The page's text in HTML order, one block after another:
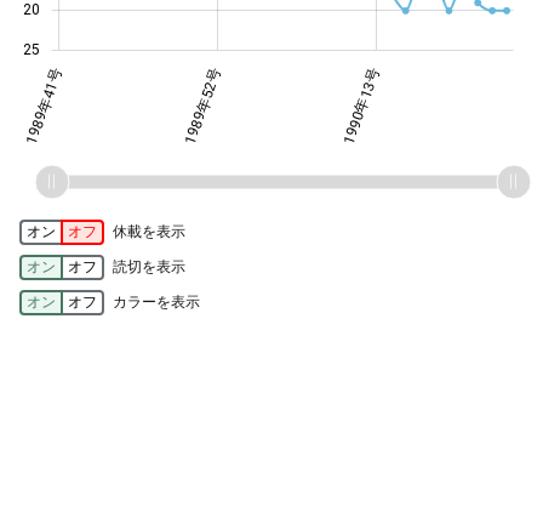
25
20
1989年41号
50号
9号
18号
51号
11号
22号
1989年52号 1990年13号
オン オフ 休載を表示
オン オフ 読切を表示
オン オフ カラーを表示